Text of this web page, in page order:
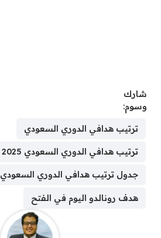
شارك
وسوم:
ترتيب هدافي الدوري السعودي
ترتيب هدافي الدوري السعودي 2025
جدول ترتيب هدافي الدوري السعودي 2025
هدف رونالدو اليوم في الفتح